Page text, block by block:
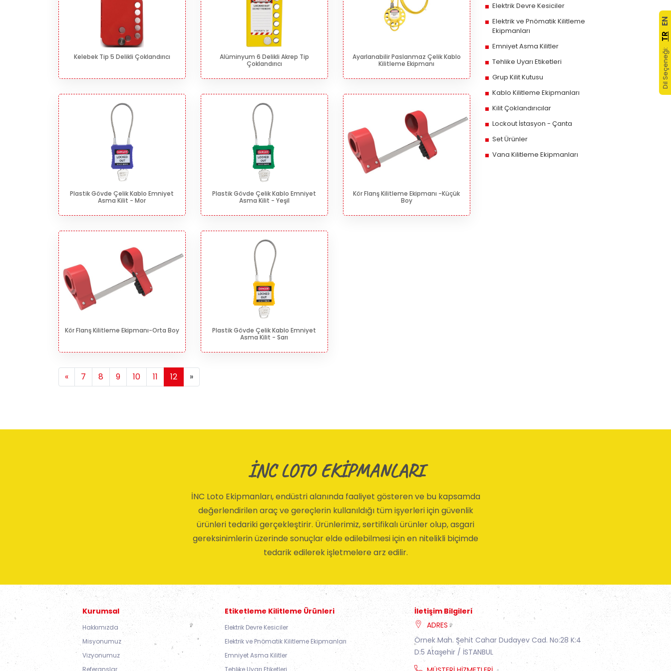
Kelebek Tip 5 Delikli Çoklandırıcı
Alüminyum 6 Delikli Akrep Tip
Çoklandırıcı
Ayarlanabilir Paslanmaz Çelik Kablo
Kilitleme Ekipmanı
Plastik Gövde Çelik Kablo Emniyet
Asma Kilit - Mor
Plastik Gövde Çelik Kablo Emniyet
Asma Kilit - Yeşil
Kör Flanş Kilitleme Ekipmanı -Küçük
Boy
Kör Flanş Kilitleme Ekipmanı-Orta Boy
Plastik Gövde Çelik Kablo Emniyet
Asma Kilit - Sarı
«Next
7 8 9 10 11 12 »Next
Elektrik Devre Kesiciler
Elektrik ve Pnömatik Kilitleme
Ekipmanları
Emniyet Asma Kilitler
Tehlike Uyarı Etiketleri
Grup Kilit Kutusu
Kablo Kilitleme Ekipmanları
Kilit Çoklandırıcılar
Lockout İstasyon - Çanta
Set Ürünler
Vana Kilitleme Ekipmanları
İNC LOTO EKİPMANLARI
İNC Loto Ekipmanları, endüstri alanında faaliyet gösteren ve bu kapsamda
değerlendirilen araç ve gereçlerin kullanıldığı tüm işyerleri için güvenlik
ürünleri tedariki gerçekleştirir. Ürünlerimiz, sertifikalı ürünler olup, asgari
gereksinimlerin üzerinde sonuçlar elde edilebilmesi için en nitelikli biçimde
tedarik edilerek işletmelere arz edilir.
Kurumsal
Hakkımızda
Misyonumuz
Vizyonumuz
Referanslar
Etiketleme Kilitleme Ürünleri
Elektrik Devre Kesiciler
Elektrik ve Pnömatik Kilitleme Ekipmanları
Emniyet Asma Kilitler
Tehlike Uyarı Etiketleri
İletişim Bilgileri
ADRES
Örnek Mah. Şehit Cahar Dudayev Cad. No:28 K:4
D:5 Ataşehir / İSTANBUL
Dil Seçeneği:
TR
EN